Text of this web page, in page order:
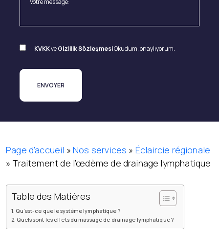
KVKKveGizlilik SözleşmesiOkudum, onaylıyorum.
Page d'accueil »Nos services » Éclaircie régionale
» Traitement de l’œdème de drainage lymphatique
Table des Matières
Qu’est-ce que le système lymphatique ?
Quels sont les effets du massage de drainage lymphatique ?